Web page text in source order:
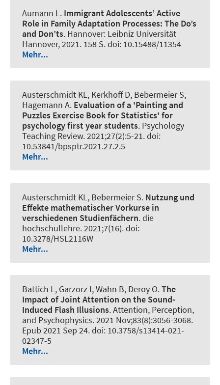
Aumann L. Immigrant Adolescents’ Active
Role in Family Adaptation Processes: The Do’s
and Don’ts. Hannover: Leibniz Universität
Hannover, 2021. 158 S. doi: 10.15488/11354
Mehr...
Austerschmidt KL, Kerkhoff D, Bebermeier S,
Hagemann A. Evaluation of a 'Painting and
Puzzles Exercise Book for Statistics' for
psychology first year students. Psychology
Teaching Review. 2021;27(2):5-21. doi:
10.53841/bpsptr.2021.27.2.5
Mehr...
Austerschmidt KL, Bebermeier S. Nutzung und
Effekte mathematischer Vorkurse in
verschiedenen Studienfächern.die
hochschullehre. 2021;7(16). doi:
10.3278/HSL2116W
Mehr...
Battich L, Garzorz I, Wahn B, Deroy O.The
Impact of Joint Attention on the Sound-
Induced Flash Illusions.Attention, Perception,
and Psychophysics. 2021 Nov;83(8):3056-3068.
Epub 2021 Sep 24. doi: 10.3758/s13414-021-
02347-5
Mehr...